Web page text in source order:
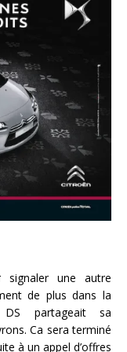
une autre
de plus dans la
DS partageait sa
Ca sera terminé
à un appel d’offres